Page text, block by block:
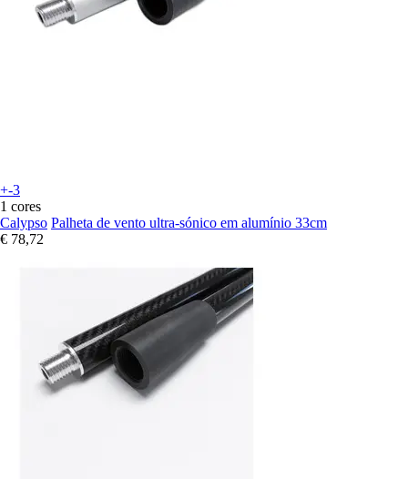
+-3
1 cores
Calypso Palheta de vento ultra-sónico em alumínio 33cm
€ 78,72